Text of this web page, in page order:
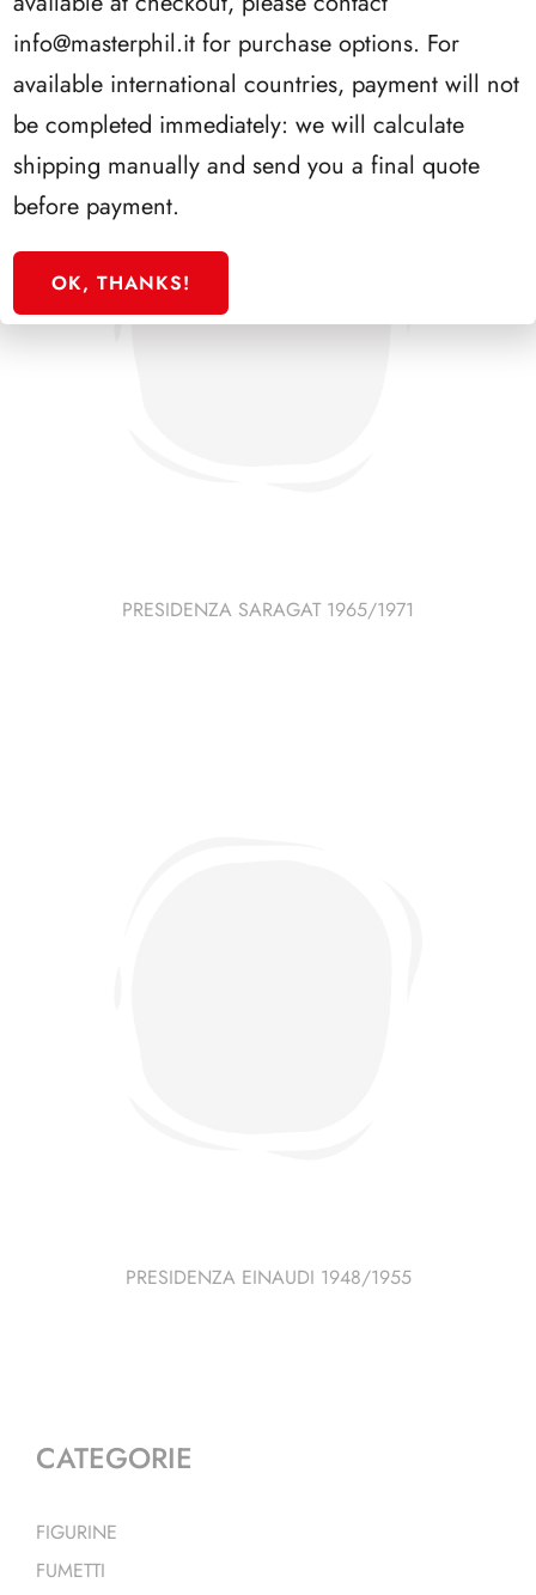
PRESIDENZA SARAGAT 1965/1971
PRESIDENZA EINAUDI 1948/1955
CATEGORIE
FIGURINE
FUMETTI
info@masterphil.it for purchase options. For
available international countries, payment will not
be completed immediately: we will calculate
shipping manually and send you a final quote
before payment.
OK, THANKS!